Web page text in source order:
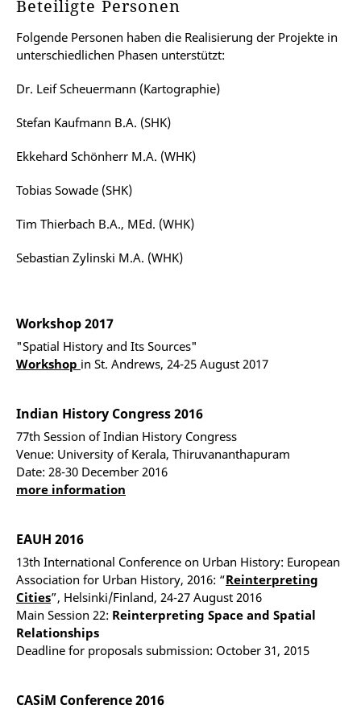
Beteiligte Personen
Folgende Personen haben die Realisierung der Projekte in
unterschiedlichen Phasen unterstützt:
Dr. Leif Scheuermann (Kartographie)
Stefan Kaufmann B.A. (SHK)
Ekkehard Schönherr M.A. (WHK)
Tobias Sowade (SHK)
Tim Thierbach B.A., MEd. (WHK)
Sebastian Zylinski M.A. (WHK)
Workshop 2017
"Spatial History and Its Sources"
Workshop in St. Andrews, 24-25 August 2017
Indian History Congress 2016
77th Session of Indian History Congress
Venue: University of Kerala, Thiruvananthapuram
Date: 28-30 December 2016
more information
EAUH 2016
13th International Conference on Urban History: European
Association for Urban History, 2016: “Reinterpreting
Cities”, Helsinki/Finland, 24-27 August 2016
Main Session 22: Reinterpreting Space and Spatial
Relationships
Deadline for proposals submission: October 31, 2015
CASiM Conference 2016